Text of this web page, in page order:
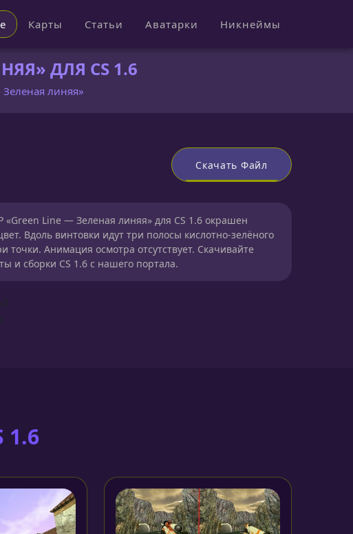
Карты Статьи Аватарки Никнеймы
ДЛЯ CS 1.6
линяя»
Скачать Файл
«Green Line — Зеленая линяя» для CS 1.6 окрашен
Вдоль винтовки идут три полосы кислотно-зелёного
точки. Анимация осмотра отсутствует. Скачивайте
и сборки CS 1.6 с нашего портала.
1.6